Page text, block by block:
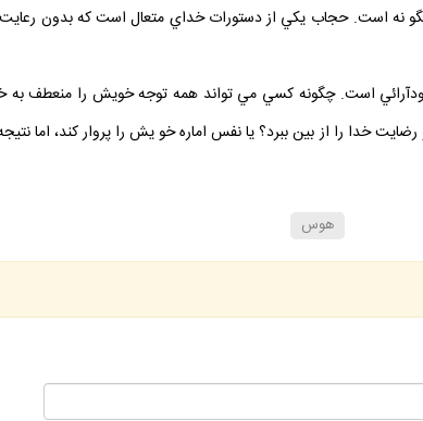
است. حجاب يكي از دستورات خداي متعال است كه بدون رعايت
است. چگونه كسي مي تواند همه توجه خويش را منعطف به
خدا را از بين ببرد؟ يا نفس اماره خو يش را پروار كند، اما
هوس